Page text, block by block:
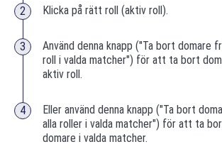
Klicka på rätt roll (aktiv roll).
Använd denna knapp ("Ta bort domare
roll i valda matcher") för att ta bort
aktiv roll.
Eller använd denna knapp ("Ta bort
alla roller i valda matcher") för att ta
domare i valda matcher.